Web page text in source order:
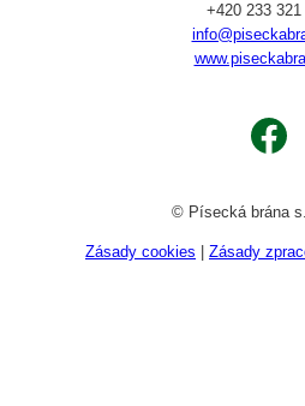
+420 233 321
© Písecká brána
Zásady cookies Zásady